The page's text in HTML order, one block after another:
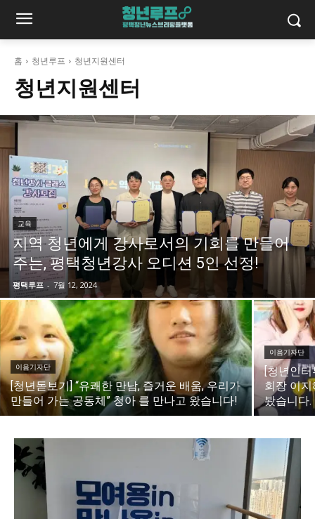
홈 청년루프 청년지원센터
청년지원센터
교육
지역 청년에게 강사로서의 기회를 만들어
주는, 평택청년강사 오디션 5인 선정!
평택루프 - 7월 12, 2024
이음기자단
[청년돋보기] “유쾌한 만남, 즐거운 배움, 우리가
만들어 가는 공동체” 청아 를 만나고 왔습니다!
이음기자단
[청년인
회장 이
봤습니다.